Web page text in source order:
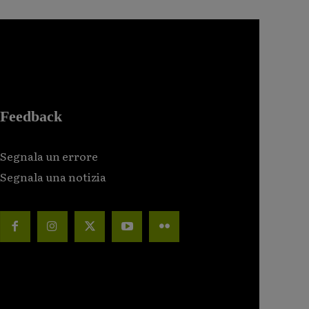
Feedback
Segnala un errore
Segnala una notizia